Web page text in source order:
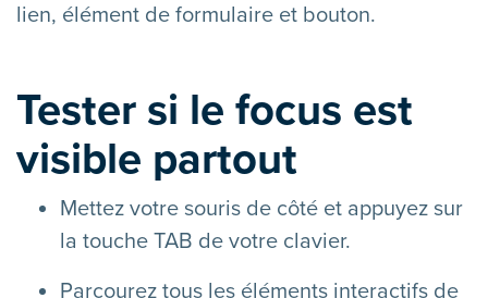
lien, élément de formulaire et bouton.
Tester si le focus est
visible partout
Mettez votre souris de côté et appuyez sur
la touche TAB de votre clavier.
Parcourez tous les éléments interactifs de